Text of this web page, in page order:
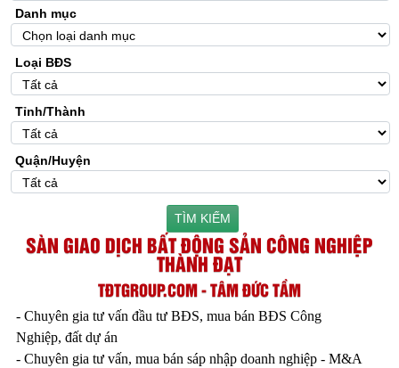
Danh mục
Loại BĐS
Tỉnh/Thành
Quận/Huyện
TÌM KIẾM
SÀN GIAO DỊCH BẤT ĐỘNG SẢN CÔNG NGHIỆP
THÀNH ĐẠT
TĐTGROUP.COM - TÂM ĐỨC TẦM
- Chuyên gia tư vấn đầu tư BĐS, mua bán BĐS Công
Nghiệp, đất dự án
- Chuyên gia tư vấn, mua bán sáp nhập doanh nghiệp - M&A